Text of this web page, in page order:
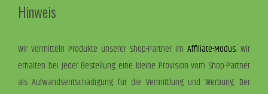
Hinweis
Wir vermitteln Produkte unserer Shop-Partner im Affiliate-Modus. Wir
erhalten bei jeder Bestellung eine kleine Provision vom Shop-Partner
als Aufwandsentschädigung für die Vermittlung und Werbung. Der